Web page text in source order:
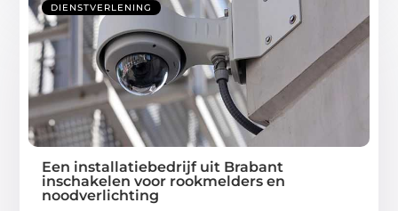
DIENSTVERLENING
Een installatiebedrijf uit Brabant
inschakelen voor rookmelders en
noodverlichting